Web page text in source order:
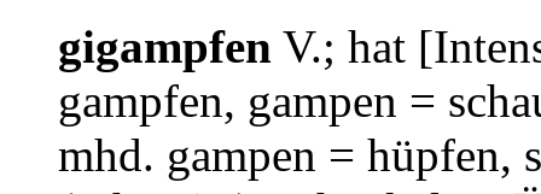
gigampfen V.; hat
gampfen, gampen =
mhd. gampen = hüpfen,